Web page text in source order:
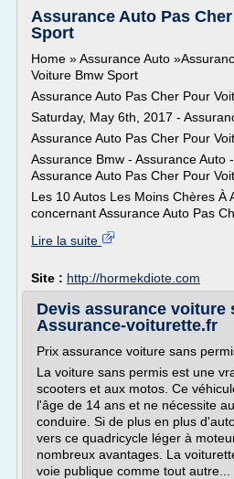
Assurance Auto Pas
Sport
Home » Assurance Auto
Voiture Bmw Sport
Assurance Auto Pas Cher Pour
Saturday, May 6th, 2017 -
Assurance Auto Pas Cher Pour
Assurance Bmw - Assurance Auto
Assurance Auto Pas Cher Pour
Les 10 Autos Les Moins Chères À
concernant Assurance Auto Pas
Lire la suite
Site : http://hormekdiote.com
Devis assurance voiture
Assurance-voiturette.fr
Prix assurance voiture sans
La voiture sans permis est une
scooters et aux motos. Ce
l'âge de 14 ans et ne nécessite
conduire. Si de plus en plus
vers ce quadricycle léger à
nombreux avantages. La
voie publique comme tout autre...